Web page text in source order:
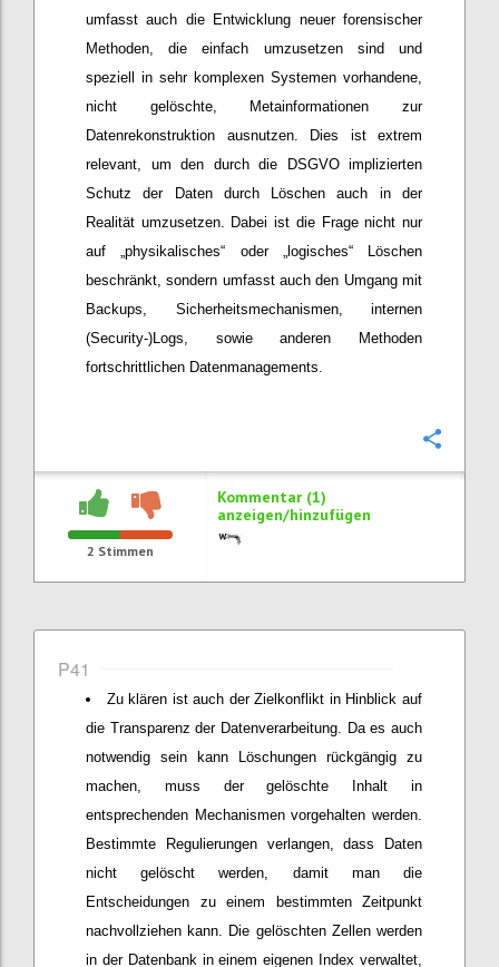
umfasst auch die Entwicklung neuer forensischer
Methoden, die einfach umzusetzen sind und
speziell in sehr komplexen Systemen vorhandene,
nicht gelöschte, Metainformationen zur
Datenrekonstruktion ausnutzen. Dies ist extrem
relevant, um den durch die DSGVO implizierten
Schutz der Daten durch Löschen auch in der
Realität umzusetzen. Dabei ist die Frage nicht nur
auf „physikalisches“ oder „logisches“ Löschen
beschränkt, sondern umfasst auch den Umgang mit
Backups, Sicherheitsmechanismen, internen
(Security-)Logs, sowie anderen Methoden
fortschrittlichen Datenmanagements.
2 Stimmen
Kommentar (1)
anzeigen/hinzufügen
P41
Zu klären ist auch der Zielkonflikt in Hinblick auf
die Transparenz der Datenverarbeitung. Da es auch
notwendig sein kann Löschungen rückgängig zu
machen, muss der gelöschte Inhalt in
entsprechenden Mechanismen vorgehalten werden.
Bestimmte Regulierungen verlangen, dass Daten
nicht gelöscht werden, damit man die
Entscheidungen zu einem bestimmten Zeitpunkt
nachvollziehen kann. Die gelöschten Zellen werden
in der Datenbank in einem eigenen Index verwaltet,